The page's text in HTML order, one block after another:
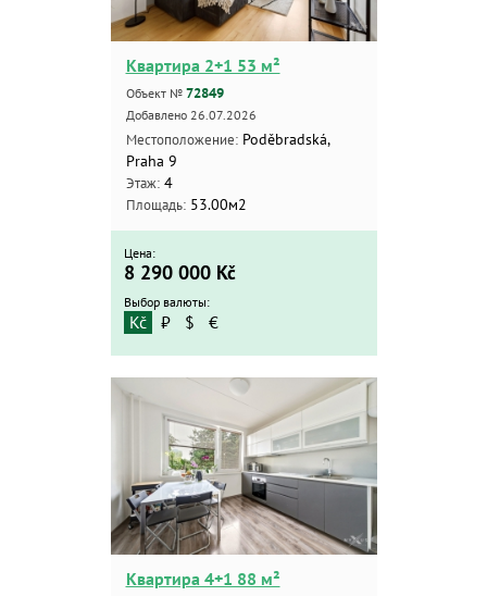
Квартира 2+1 53 м²
Объект № 72849
Добавлено 26.07.2026
Местоположение:Poděbradská,
Praha 9
Этаж:4
Площадь:53.00м2
Цена:
8 290 000 Kč
Выбор валюты:
Kč ₽ $ €
Квартира 4+1 88 м²